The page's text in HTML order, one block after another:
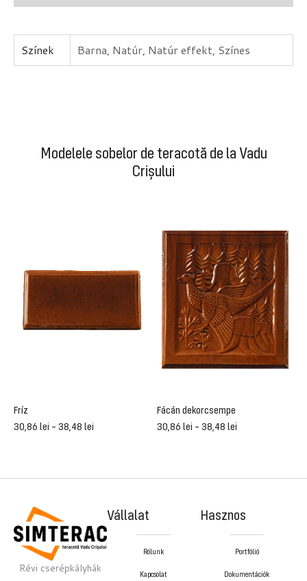
Színek Barna, Natúr, Natúr effekt, Színes
Modelele sobelor de teracotă de la Vadu
Crișului
Fríz
30,86 lei – 38,48 lei
Fácán dekorcsempe
30,86 lei – 38,48 lei
Révi cserépkályhák
Vállalat
Rólunk
Kapcsolat
Hasznos
Portfólió
Dokumentációk